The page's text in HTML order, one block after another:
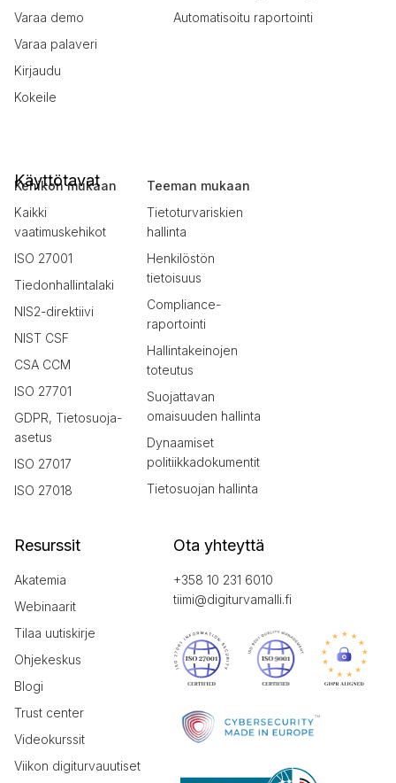
Varaa demo
Varaa palaveri
Kirjaudu
Kokeile
Automatisoitu raportointi
Käyttötavat
Kehikon mukaan
Kaikki
vaatimuskehikot
ISO 27001
Tiedonhallintalaki
NIS2-direktiivi
NIST CSF
CSA CCM
ISO 27701
GDPR, Tietosuoja-
asetus
ISO 27017
ISO 27018
Teeman mukaan
Tietoturvariskien
hallinta
Henkilöstön
tietoisuus
Compliance-
raportointi
Hallintakeinojen
toteutus
Suojattavan
omaisuuden hallinta
Dynaamiset
politiikkadokumentit
Tietosuojan hallinta
Resurssit
Akatemia
Webinaarit
Tilaa uutiskirje
Ohjekeskus
Blogi
Trust center
Videokurssit
Viikon digiturvauutiset
Ota yhteyttä
+358 10 231 6010
tiimi@digiturvamalli.fi